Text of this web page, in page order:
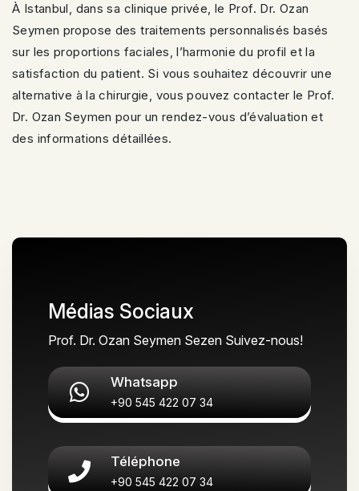
À Istanbul, dans sa clinique privée, le Prof. Dr. Ozan
Seymen propose des traitements personnalisés basés
sur les proportions faciales, l’harmonie du profil et la
satisfaction du patient. Si vous souhaitez découvrir une
alternative à la chirurgie, vous pouvez contacter le Prof.
Dr. Ozan Seymen pour un rendez-vous d’évaluation et
des informations détaillées.
Médias Sociaux
Prof. Dr. Ozan Seymen Sezen Suivez-nous!
Whatsapp
+90 545 422 07 34
Téléphone
+90 545 422 07 34